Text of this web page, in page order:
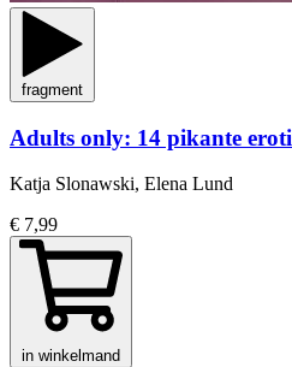
fragment
Adults only: 14 pikante
Katja Slonawski, Elena Lund
€ 7,99
in winkelmand